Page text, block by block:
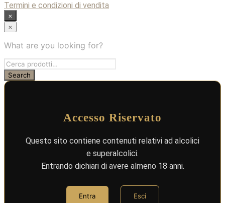
Termini e condizioni di vendita
×
×
What are you looking for?
Accesso Riservato
Questo sito contiene contenuti relativi ad alcolici
e superalcolici.
Entrando dichiari di avere almeno 18 anni.
Entra Esci